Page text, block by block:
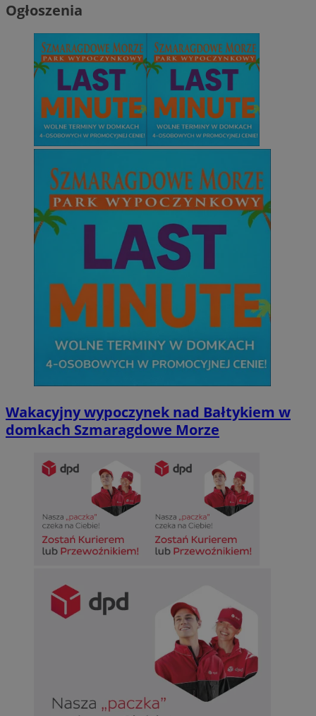
Ogłoszenia
Wakacyjny wypoczynek nad Bałtykiem w
domkach Szmaragdowe Morze